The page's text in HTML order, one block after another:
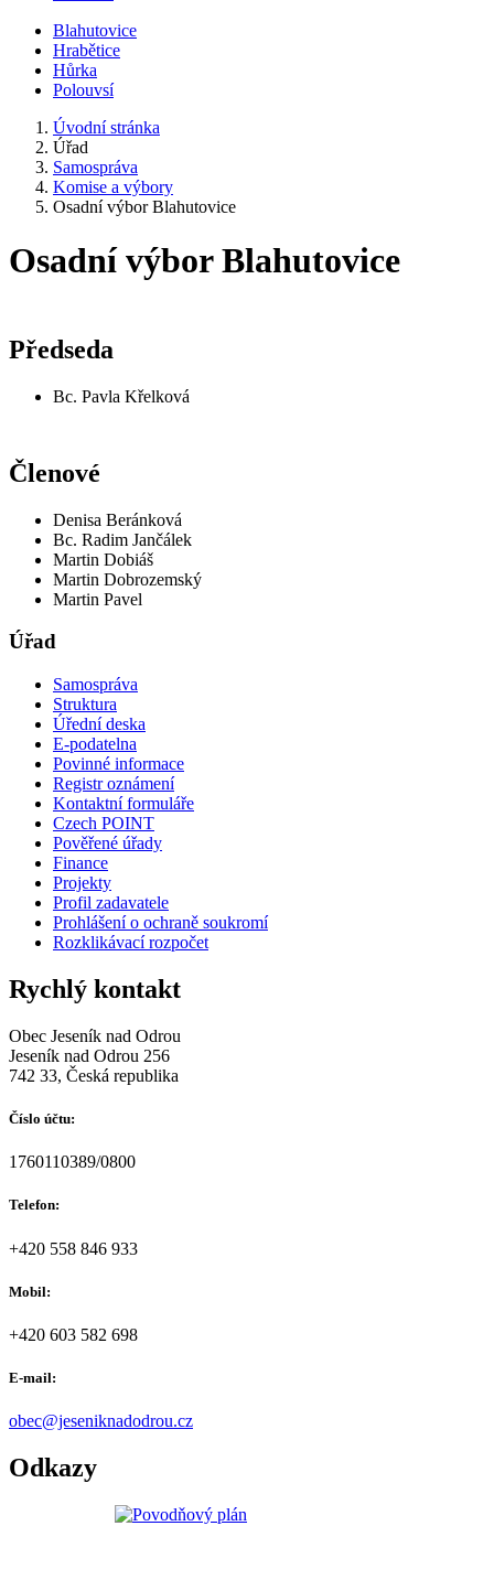
Blahutovice
Hrabětice
Hůrka
Polouvsí
Úvodní stránka
Úřad
Samospráva
Komise a výbory
Osadní výbor Blahutovice
Osadní výbor Blahutovice
Předseda
Bc. Pavla Křelková
Členové
Denisa Beránková
Bc. Radim Jančálek
Martin Dobiáš
Martin Dobrozemský
Martin Pavel
Úřad
Samospráva
Struktura
Úřední deska
E-podatelna
Povinné informace
Registr oznámení
Kontaktní formuláře
Czech POINT
Pověřené úřady
Finance
Projekty
Profil zadavatele
Prohlášení o ochraně soukromí
Rozklikávací rozpočet
Rychlý kontakt
Obec Jeseník nad Odrou
Jeseník nad Odrou 256
742 33, Česká republika
Číslo účtu:
1760110389/0800
Telefon:
+420 558 846 933
Mobil:
+420 603 582 698
E-mail:
obec@jeseniknadodrou.cz
Odkazy